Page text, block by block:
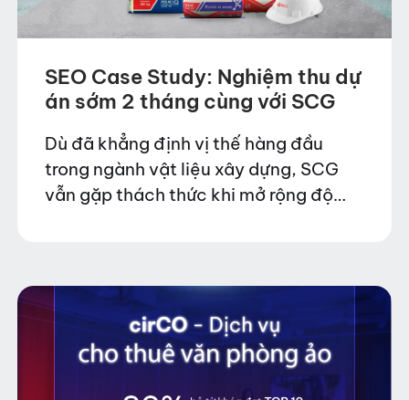
SEO Case Study: Nghiệm thu dự
án sớm 2 tháng cùng với SCG
Dù đã khẳng định vị thế hàng đầu
trong ngành vật liệu xây dựng, SCG
vẫn gặp thách thức khi mở rộng độ